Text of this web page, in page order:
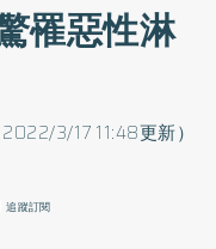
罹惡性淋
3/17 11:48更新）
追蹤訂閱